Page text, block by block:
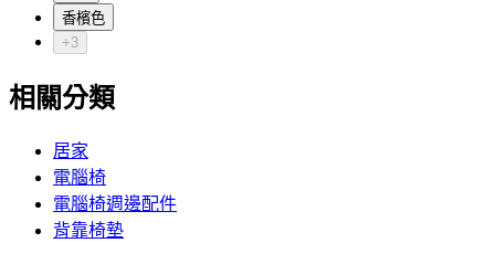
香檳色
+3
相關分類
居家
電腦椅
電腦椅週邊配件
背靠椅墊